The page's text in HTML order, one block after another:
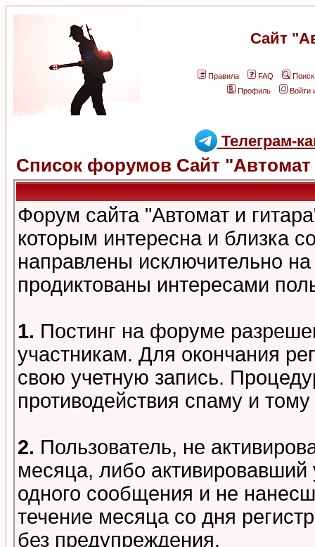
Сайт
Правила FAQ
Поиск
Профиль
Войти
Телеграм-
Список форумов Сайт "Автомат
Форум сайта "Автомат и
которым интересна и близка
направлены исключительно
продиктованы интересами
1. Постинг на форуме
участникам. Для окончания
свою учетную запись.
противодействия спаму и
2. Пользователь, не
месяца, либо
одного сообщения и не
течение месяца со дня
без предупреждения.